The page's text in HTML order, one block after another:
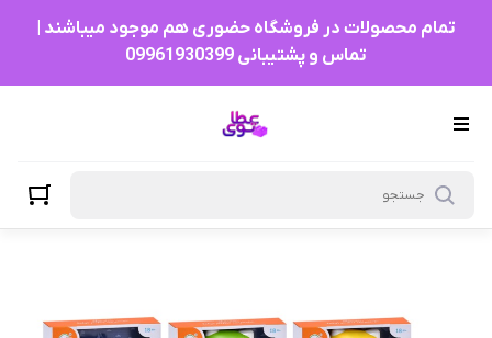
تمام محصولات در فروشگاه حضوری هم موجود میباشند |
تماس و پشتیبانی 09961930399